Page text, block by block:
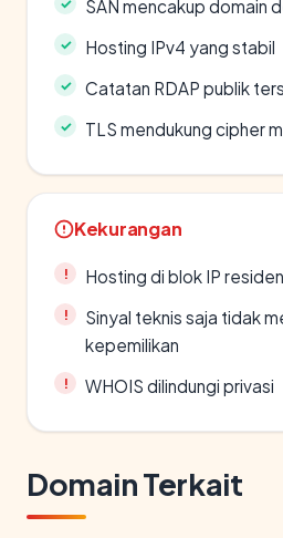
SAN mencakup domain
Hosting IPv4 yang stabil
Catatan RDAP publik
TLS mendukung cipher
Kekurangan
Hosting di blok IP
Sinyal teknis saja tidak
kepemilikan
WHOIS dilindungi privasi
Domain Terkait